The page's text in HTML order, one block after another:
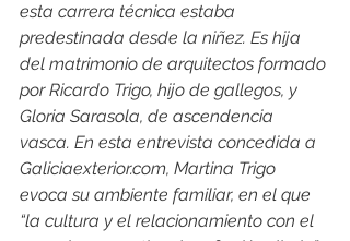
esta carrera técnica estaba
predestinada desde la niñez. Es hija
del matrimonio de arquitectos formado
por Ricardo Trigo, hijo de gallegos, y
Gloria Sarasola, de ascendencia
vasca. En esta entrevista concedida a
Galiciaexterior.com, Martina Trigo
evoca su ambiente familiar, en el que
“la cultura y el relacionamiento con el